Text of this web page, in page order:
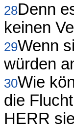
28Denn
keinen
29Wenn
würden
30Wie
die
HERR